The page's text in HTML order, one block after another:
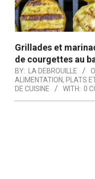
Grillades et
de courgettes au
BY: LA DEBROUILLE
ALIMENTATION, PLATS
DE CUISINE
WITH: 0